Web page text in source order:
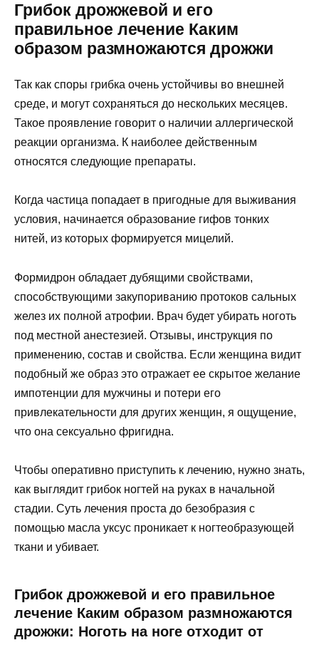
Грибок дрожжевой и его
правильное лечение Каким
образом размножаются дрожжи
Так как споры грибка очень устойчивы во внешней
среде, и могут сохраняться до нескольких месяцев.
Такое проявление говорит о наличии аллергической
реакции организма. К наиболее действенным
относятся следующие препараты.
Когда частица попадает в пригодные для выживания
условия, начинается образование гифов тонких
нитей, из которых формируется мицелий.
Формидрон обладает дубящими свойствами,
способствующими закупориванию протоков сальных
желез их полной атрофии. Врач будет убирать ноготь
под местной анестезией. Отзывы, инструкция по
применению, состав и свойства. Если женщина видит
подобный же образ это отражает ее скрытое желание
импотенции для мужчины и потери его
привлекательности для других женщин, я ощущение,
что она сексуально фригидна.
Чтобы оперативно приступить к лечению, нужно знать,
как выглядит грибок ногтей на руках в начальной
стадии. Суть лечения проста до безобразия с
помощью масла уксус проникает к ногтеобразующей
ткани и убивает.
Грибок дрожжевой и его правильное
лечение Каким образом размножаются
дрожжи: Ноготь на ноге отходит от